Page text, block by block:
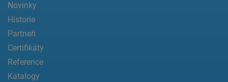
Novinky
Historie
Partneři
Certifikáty
Reference
Katalogy